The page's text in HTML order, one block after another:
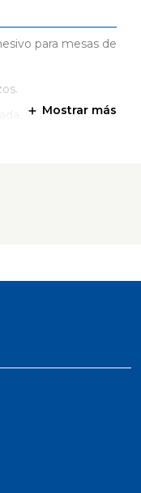
para mesas de
Mostrar más